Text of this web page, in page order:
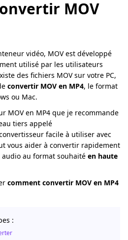
MOV
vidéo, MOV est développé
utilisé par les utilisateurs
des fichiers MOV sur votre PC,
convertir MOV en MP4, le format
ou Mac.
MOV en MP4 que je recommande
tiers appelé
facile à utiliser avec
vous aider à convertir rapidement
au format souhaité en haute
comment convertir MOV en MP4
: